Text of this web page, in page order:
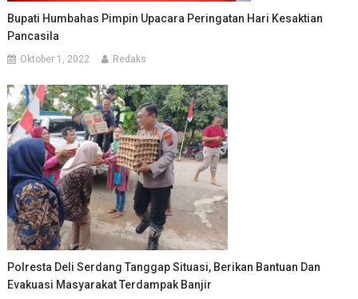
Bupati Humbahas Pimpin Upacara Peringatan Hari Kesaktian
Pancasila
Oktober 1, 2022 Redaks
Polresta Deli Serdang Tanggap Situasi, Berikan Bantuan Dan
Evakuasi Masyarakat Terdampak Banjir